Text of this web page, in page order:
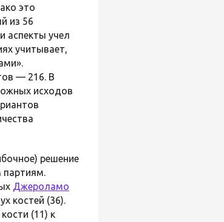
это
из 56
аспекты учел
учитывает,
— 216. В
исходов
решение
партиям.
Джероламо
костей (36).
(11) к